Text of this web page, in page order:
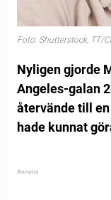
Foto: Shutterstock, TT/
Nyligen gjorde
Angeles-galan
återvände till
hade kunnat